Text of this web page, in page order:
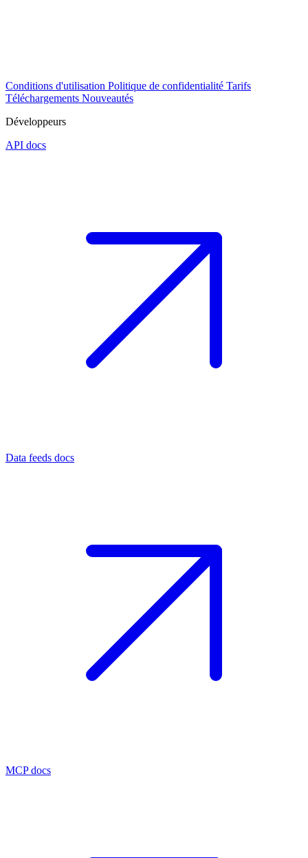
Conditions d'utilisation Politique de confidentialité Tarifs
Téléchargements Nouveautés
Développeurs
API docs
Data feeds docs
MCP docs